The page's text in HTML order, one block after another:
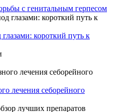
с генитальным герпесом
короткий путь к
лечения себорейного